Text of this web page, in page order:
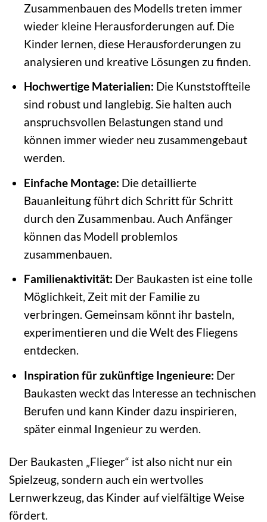
Zusammenbauen des Modells treten immer
wieder kleine Herausforderungen auf. Die
Kinder lernen, diese Herausforderungen zu
analysieren und kreative Lösungen zu finden.
Hochwertige Materialien: Die Kunststoffteile
sind robust und langlebig. Sie halten auch
anspruchsvollen Belastungen stand und
können immer wieder neu zusammengebaut
werden.
Einfache Montage: Die detaillierte
Bauanleitung führt dich Schritt für Schritt
durch den Zusammenbau. Auch Anfänger
können das Modell problemlos
zusammenbauen.
Familienaktivität: Der Baukasten ist eine tolle
Möglichkeit, Zeit mit der Familie zu
verbringen. Gemeinsam könnt ihr basteln,
experimentieren und die Welt des Fliegens
entdecken.
Inspiration für zukünftige Ingenieure: Der
Baukasten weckt das Interesse an technischen
Berufen und kann Kinder dazu inspirieren,
später einmal Ingenieur zu werden.
Der Baukasten „Flieger“ ist also nicht nur ein
Spielzeug, sondern auch ein wertvolles
Lernwerkzeug, das Kinder auf vielfältige Weise
fördert.